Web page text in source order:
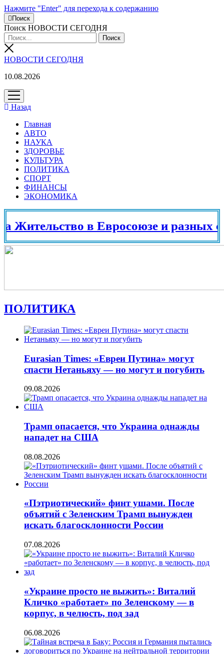
Нажмите "Enter" для перехода к содержанию
Поиск
Поиск НОВОСТИ СЕГОДНЯ
НОВОСТИ СЕГОДНЯ
10.08.2026
открыть
меню
Назад
Главная
АВТО
НАУКА
ЗДОРОВЬЕ
КУЛЬТУРА
ПОЛИТИКА
СПОРТ
ФИНАНСЫ
ЭКОНОМИКА
в Евросоюзе и разных
ПОЛИТИКА
Eurasian Times: «Евреи Путина» могут
спасти Нетаньяху — но могут и погубить
09.08.2026
Трамп опасается, что Украина однажды
нападет на США
08.08.2026
«Пэтриотический» финт ушами. После
объятий с Зеленским Трамп вынужден
искать благосклонности России
07.08.2026
«Украине просто не выжить»: Виталий
Кличко «работает» по Зеленскому — в
корпус, в челюсть, под зад
06.08.2026